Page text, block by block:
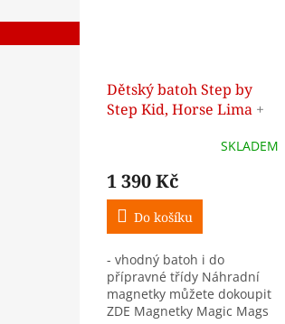
Dětský batoh Step by
Step Kid, Horse Lima +
barev - ZDARMASKLADEM
1 390 Kč
Do košíku
- vhodný batoh i do
přípravné třídy Náhradní
magnetky můžete dokoupit
ZDE Magnetky Magic Mags